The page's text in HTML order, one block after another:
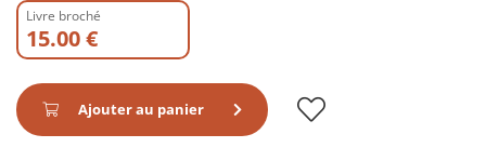
Livre broché
15.00 €
Ajouter au panier